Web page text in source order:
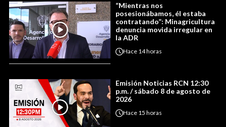
“Mientras nos
posesionábamos, él estaba
contratando”: Minagricultura
denuncia movida irregular en
la ADR
Hace 14 horas
Emisión Noticias RCN 12:30
p.m. / sábado 8 de agosto de
2026
Hace 15 horas